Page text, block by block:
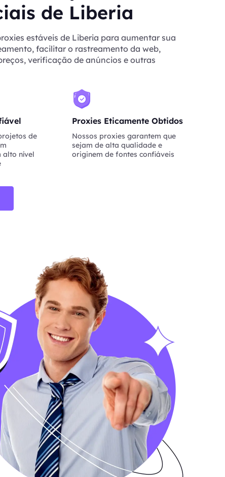
de Liberia
estáveis de Liberia para aumentar sua
facilitar o rastreamento da web,
verificação de anúncios e outras
de
alto nível
Proxies Eticamente Obtidos
Nossos proxies garantem que
sejam de alta qualidade e
originem de fontes confiáveis